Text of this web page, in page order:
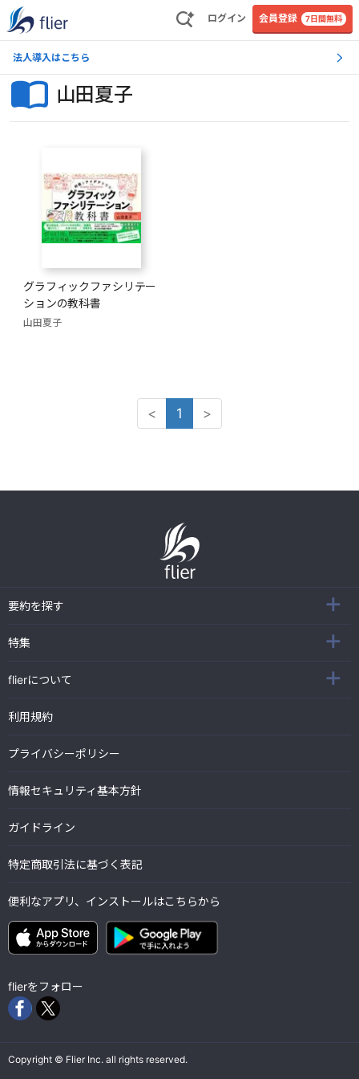
ログイン 会員登録 7日間無料
法人導入はこちら
山田夏子
グラフィックファシリテー
ションの教科書
山田夏子
< 1 >
要約を探す
特集
flierについて
利用規約
プライバシーポリシー
情報セキュリティ基本方針
ガイドライン
特定商取引法に基づく表記
便利なアプリ、インストールはこちらから
flierをフォロー
Copyright © Flier Inc. all rights reserved.